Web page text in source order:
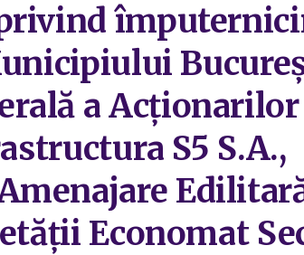
a Acționarilor
S5 S.A.,
Economat